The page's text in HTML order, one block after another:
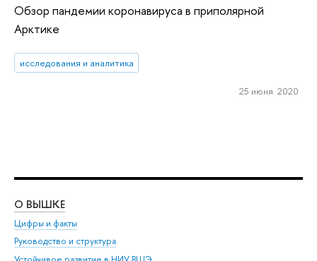
Обзор пандемии коронавируса в приполярной
Арктике
исследования и аналитика
25 июня 2020
О ВЫШКЕ
Цифры и факты
Руководство и структура